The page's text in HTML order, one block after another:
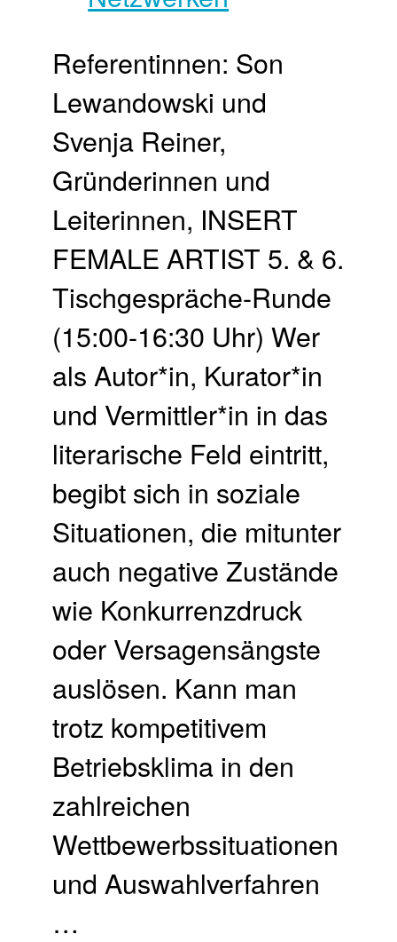
Referentinnen: Son
Lewandowski und
Svenja Reiner,
Gründerinnen und
Leiterinnen, INSERT
FEMALE ARTIST 5. & 6.
Tischgespräche-Runde
(15:00-16:30 Uhr) Wer
als Autor*in, Kurator*in
und Vermittler*in in das
literarische Feld eintritt,
begibt sich in soziale
Situationen, die mitunter
auch negative Zustände
wie Konkurrenzdruck
oder Versagensängste
auslösen. Kann man
trotz kompetitivem
Betriebsklima in den
zahlreichen
Wettbewerbssituationen
und Auswahlverfahren
…